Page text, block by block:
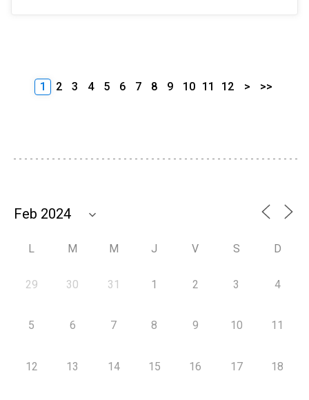
1 2 3 4 5 6 7 8 9 10 11 12 > >>
L M M J V S D
29 30 31 1 2 3 4
5 6 7 8 9 10 11
12 13 14 15 16 17 18